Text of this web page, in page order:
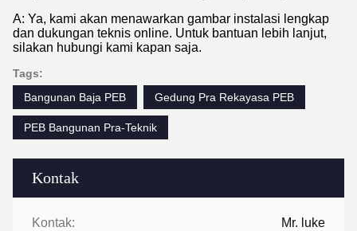
Kontak
Kontak: Mr. luke
A: Ya, kami akan menawarkan gambar instalasi lengkap
dan dukungan teknis online. Untuk bantuan lebih lanjut,
silakan hubungi kami kapan saja.
Tags:
Bangunan Baja PEB
Gedung Pra Rekayasa PEB
PEB Bangunan Pra-Teknik